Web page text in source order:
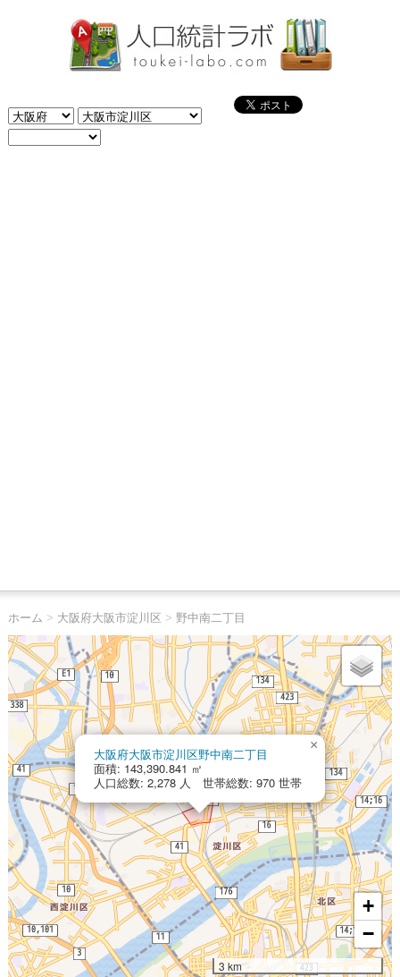
ホーム > 大阪府大阪市淀川区 > 野中南二丁目
大阪府大阪市淀川区野中南二丁目
面積: 143,390.841 ㎡
人口総数: 2,278 人 世帯総数: 970 世帯
×
+
−
3 km